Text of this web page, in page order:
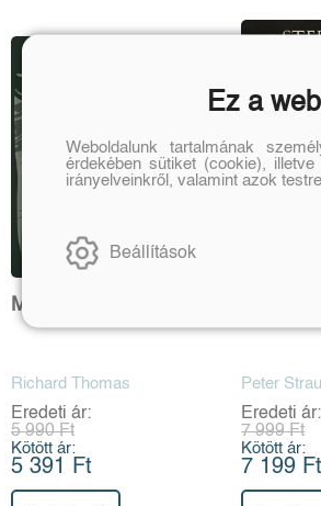
Megtestesült
Richard Thomas
Eredeti ár:
5 990 Ft
Kötött ár:
5 391 Ft
Peter
King
Eredeti ár:
7 999 Ft
Kötött ár:
7 199 Ft
Ez a
Weboldalunk tartalmának
érdekében sütiket (cookie),
irányelveinkről, valamint azok
Beállítások